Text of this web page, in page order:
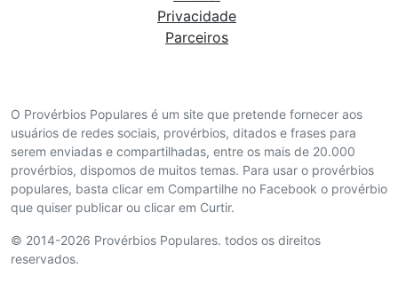
O Provérbios Populares é um site que pretende fornecer aos
usuários de redes sociais, provérbios, ditados e frases para
serem enviadas e compartilhadas, entre os mais de 20.000
provérbios, dispomos de muitos temas. Para usar o provérbios
populares, basta clicar em Compartilhe no Facebook o provérbio
que quiser publicar ou clicar em Curtir.
© 2014-2026 Provérbios Populares. todos os direitos
reservados.
Privacidade
Parceiros